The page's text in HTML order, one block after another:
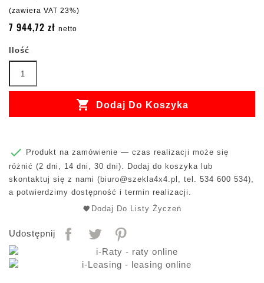
(zawiera VAT 23%)
7 944,72 zł netto
Ilość
 Dodaj Do Koszyka

Produkt na zamówienie — czas realizacji może się
różnić (2 dni, 14 dni, 30 dni). Dodaj do koszyka lub
skontaktuj się z nami ( biuro@szekla4x4.pl , tel. 534 600 534),
a potwierdzimy dostępność i termin realizacji.
Dodaj Do Listy Życzeń
Udostępnij